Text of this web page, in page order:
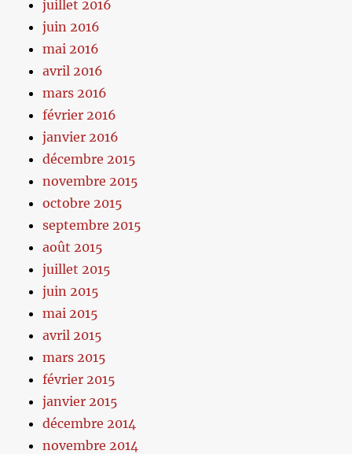
juillet 2016
juin 2016
mai 2016
avril 2016
mars 2016
février 2016
janvier 2016
décembre 2015
novembre 2015
octobre 2015
septembre 2015
août 2015
juillet 2015
juin 2015
mai 2015
avril 2015
mars 2015
février 2015
janvier 2015
décembre 2014
novembre 2014